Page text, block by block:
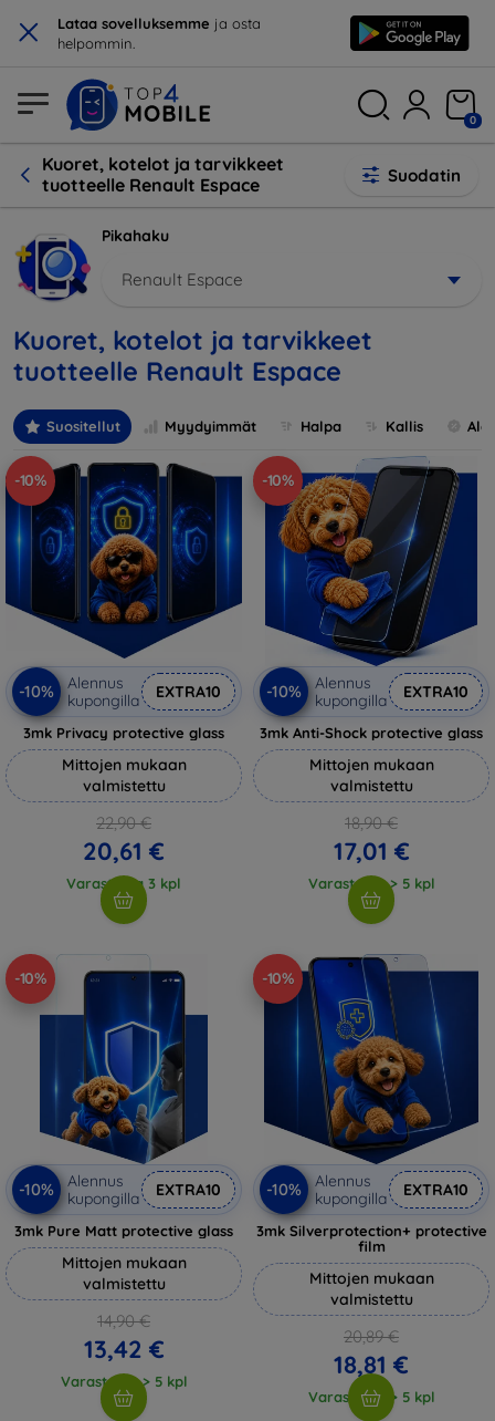
× Lataa sovelluksemme ja osta
helpommin.
0
Kuoret, kotelot ja tarvikkeet
tuotteelle Renault Espace
Suodatin
Pikahaku
Renault Espace
Kuoret, kotelot ja tarvikkeet
tuotteelle Renault Espace
Suositellut Myydyimmät Halpa Kallis
-10%
-10%
Alennus
kupongilla
EXTRA10
3mk Privacy protective glass
Mittojen mukaan
valmistettu
22,90 €
20,61 €
Varastossa 3 kpl
-10%
-10%
Alennus
kupongilla
EXTRA10
3mk Anti-Shock protective glass
Mittojen mukaan
valmistettu
18,90 €
17,01 €
Varastossa > 5 kpl
-10%
-10%
Alennus
kupongilla
EXTRA10
3mk Pure Matt protective glass
Mittojen mukaan
valmistettu
14,90 €
13,42 €
Varastossa > 5 kpl
-10%
-10%
Alennus
kupongilla
EXTRA10
3mk Silverprotection+ protective
film
Mittojen mukaan
valmistettu
20,89 €
18,81 €
Varastossa > 5 kpl